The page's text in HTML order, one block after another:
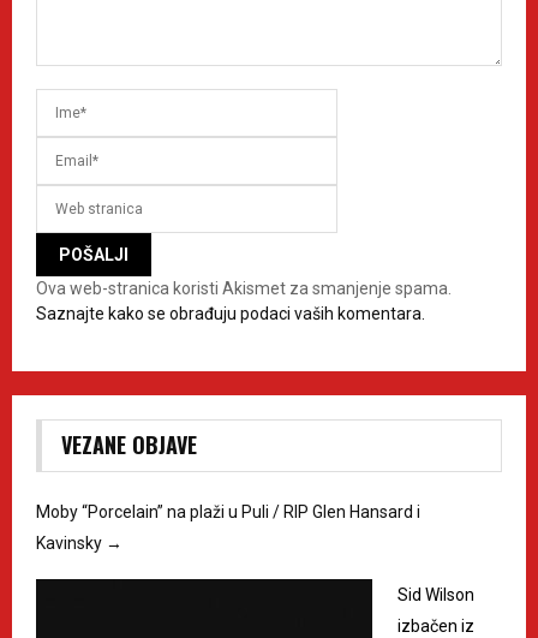
Ova web-stranica koristi Akismet za smanjenje spama.
Saznajte kako se obrađuju podaci vaših komentara.
VEZANE OBJAVE
Moby “Porcelain” na plaži u Puli / RIP Glen Hansard i
Kavinsky →
Sid Wilson
izbačen iz